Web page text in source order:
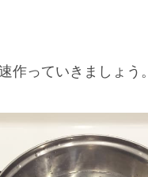
作っていきましょう。